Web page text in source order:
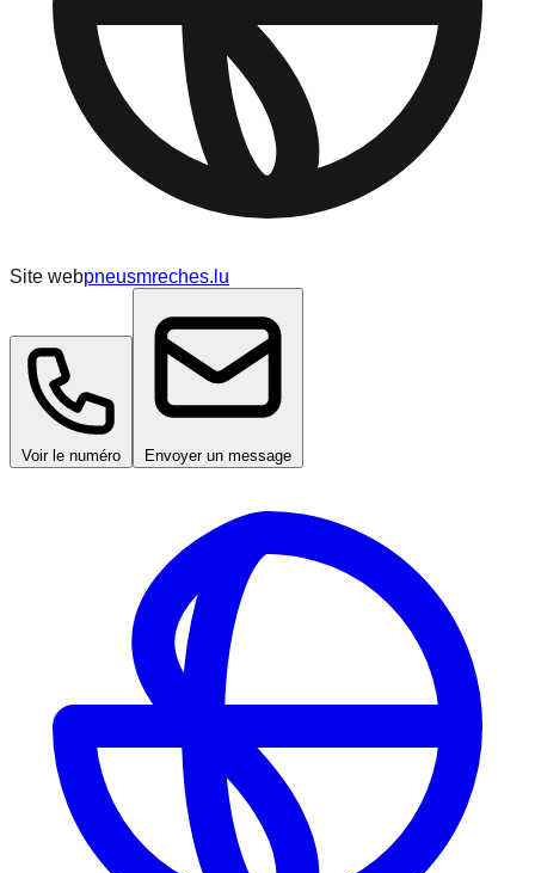
Site webpneusmreches.lu
Voir le numéro Envoyer un message